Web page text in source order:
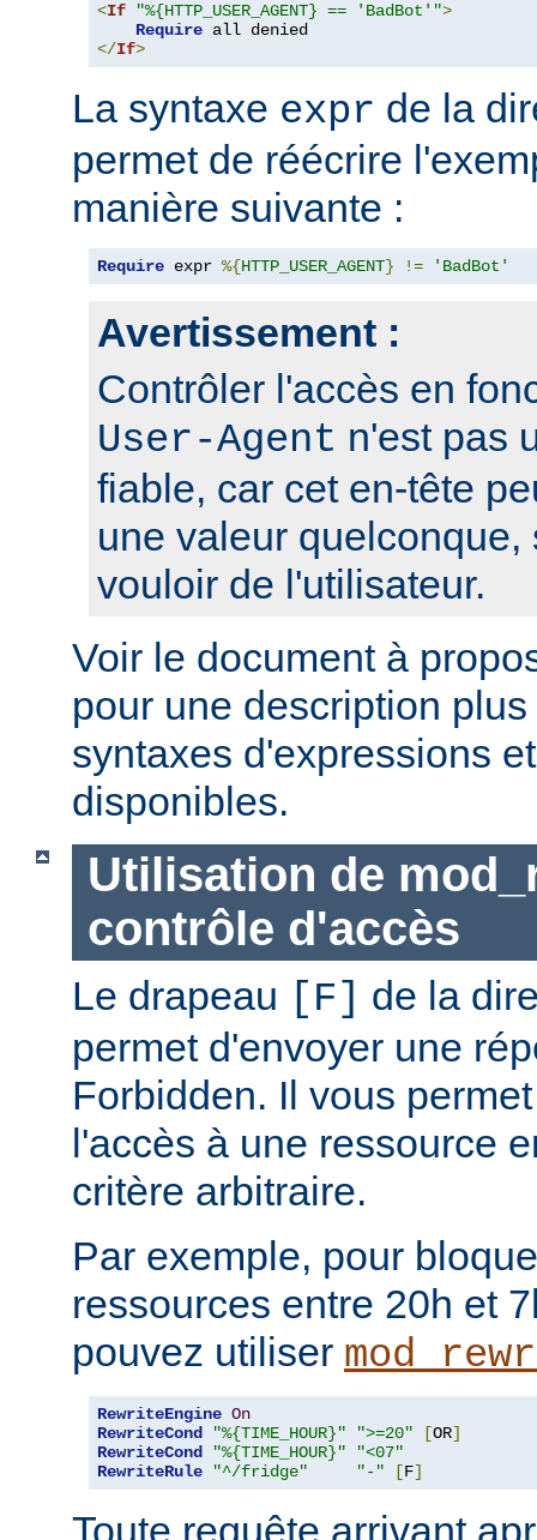
<If "%{HTTP_USER_AGENT} == 'BadBot'">
Require
</If>
La syntaxe expr de la
permet de réécrire
manière suivante :
Require expr %{HTTP_USER_AGENT} != 'BadBot'
Avertissement :
Contrôler l'accès en
User-Agent n'est pas
fiable, car cet en-tête
une valeur quelconque,
vouloir de l'utilisateur.
Voir le document à
pour une description
syntaxes d'expressions
disponibles.
Utilisation de
contrôle d'accès
Le drapeau [F] de la
permet d'envoyer une
Forbidden. Il vous
l'accès à une ressource
critère arbitraire.
Par exemple, pour
ressources entre 20h et
pouvez utiliser
RewriteEngine On
RewriteCond
"%{TIME_HOUR}" ">=20" [OR]
RewriteCond
"%{TIME_HOUR}"
"<07"
RewriteRule
"^/fridge" "-" [F]
Toute requête arrivant